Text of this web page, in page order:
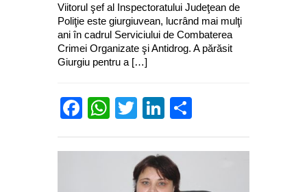
Viitorul şef al Inspectoratului Judeţean de
Poliţie este giurgiuvean, lucrând mai mulţi
ani în cadrul Serviciului de Combaterea
Crimei Organizate şi Antidrog. A părăsit
Giurgiu pentru a […]
Facebook
WhatsApp
TwitterLinkedIn